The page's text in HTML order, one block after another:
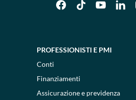
PROFESSIONISTI E PMI
Conti
Finanziamenti
Assicurazione e previdenza